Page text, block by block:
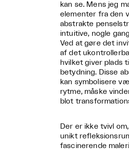
kan se. Mens jeg
elementer fra den
abstrakte
intuitive, nogle
Ved at gøre det
af det
hvilket giver plads
betydning. Disse
kan symbolisere
rytme, måske
blot
Der er ikke tvivl
unikt
fascinerende